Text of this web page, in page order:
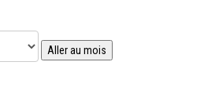
Aller au mois